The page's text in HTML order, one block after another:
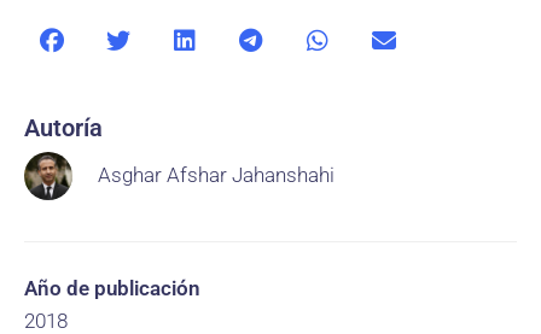
Autoría
Asghar Afshar Jahanshahi
Año de publicación
2018